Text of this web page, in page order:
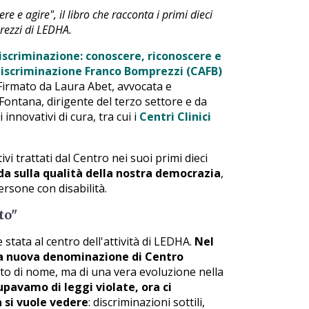
e agire", il libro che racconta i primi dieci
di LEDHA.
conoscere, riconoscere e
Franco Bomprezzi (CAFB)
da Laura Abet, avvocata e
dirigente del terzo settore e da
di cura, tra cui i Centri Clinici
trattati dal Centro nei suoi primi dieci
sulla qualità della nostra democrazia,
con disabilità.
al centro dell'attività di LEDHA. Nel
nuova denominazione di Centro
di nome, ma di una vera evoluzione nella
di leggi violate, ora ci
si vuole vedere: discriminazioni sottili,